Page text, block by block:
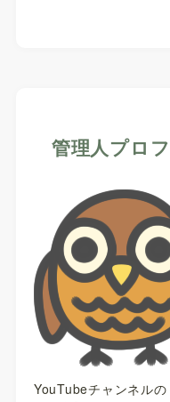
管理人プロ
YouTubeチャンネル